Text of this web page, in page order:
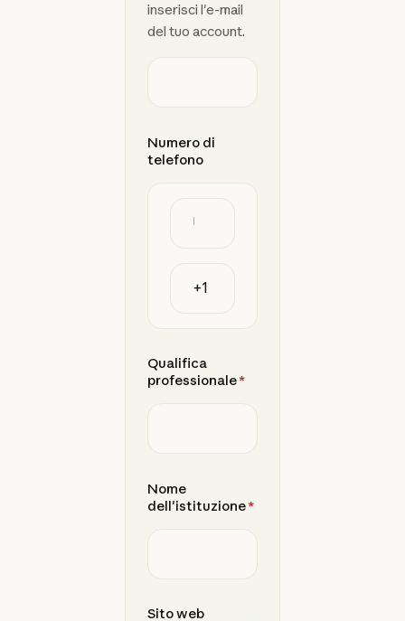
inserisci l'e-mail
del tuo account.
Numero di
telefono
Qualifica
professionale*
Nome
dell'istituzione*
Sito web